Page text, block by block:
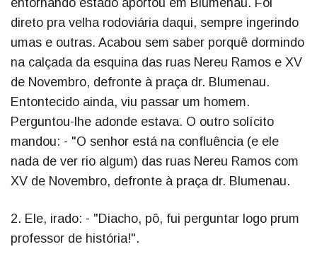
direto pra velha rodoviária daqui, sempre ingerindo
umas e outras. Acabou sem saber porquê dormindo
na calçada da esquina das ruas Nereu Ramos e XV
de Novembro, defronte à praça dr. Blumenau.
Entontecido ainda, viu passar um homem.
Perguntou-lhe adonde estava. O outro solícito
mandou: - "O senhor está na confluência (e ele
nada de ver rio algum) das ruas Nereu Ramos com
XV de Novembro, defronte à praça dr. Blumenau.
2. Ele, irado: - "Diacho, pô, fui perguntar logo prum
professor de história!".